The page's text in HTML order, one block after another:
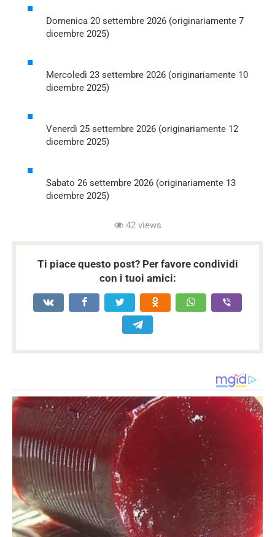
Domenica 20 settembre 2026 (originariamente 7
dicembre 2025)
Mercoledì 23 settembre 2026 (originariamente 10
dicembre 2025)
Venerdì 25 settembre 2026 (originariamente 12
dicembre 2025)
Sabato 26 settembre 2026 (originariamente 13
dicembre 2025)
42 views
Ti piace questo post? Per favore condividi
con i tuoi amici: